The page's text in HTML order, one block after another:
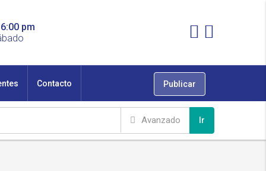
pm
Contacto Publicar
Avanzado Ir